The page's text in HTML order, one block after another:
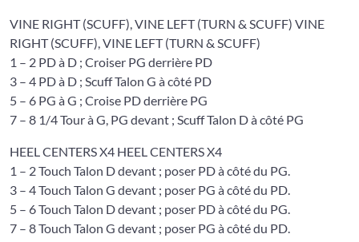
VINE RIGHT (SCUFF), VINE LEFT (TURN & SCUFF) VINE
RIGHT (SCUFF), VINE LEFT (TURN & SCUFF)
1 – 2 PD à D ; Croiser PG derrière PD
3 – 4 PD à D ; Scuff Talon G à côté PD
5 – 6 PG à G ; Croise PD derrière PG
7 – 8 1/4 Tour à G, PG devant ; Scuff Talon D à côté PG
HEEL CENTERS X4 HEEL CENTERS X4
1 – 2 Touch Talon D devant ; poser PD à côté du PG.
3 – 4 Touch Talon G devant ; poser PG à côté du PD.
5 – 6 Touch Talon D devant ; poser PD à côté du PG.
7 – 8 Touch Talon G devant ; poser PG à côté du PD.